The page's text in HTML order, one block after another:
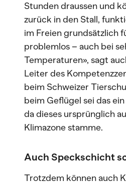
Stunden draussen und
zurück in den Stall,
im Freien grundsätzlich
problemlos – auch bei
Temperaturen», sagt
Leiter des
beim Schweizer
beim Geflügel sei das
da dieses ursprünglich
Klimazone stamme.
Auch Speckschicht
Trotzdem können auch